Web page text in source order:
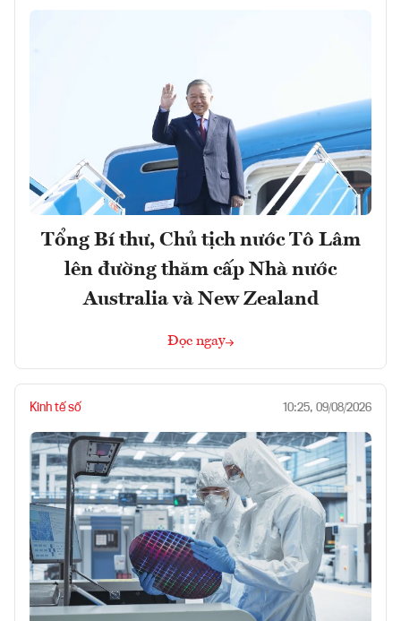
Tổng Bí thư, Chủ tịch nước Tô Lâm
lên đường thăm cấp Nhà nước
Australia và New Zealand
Đọc ngay
Kinh tế số 10:25, 09/08/2026